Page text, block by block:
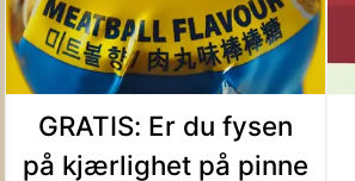
GRATIS: Er du fysen
på kjærlighet på pinne